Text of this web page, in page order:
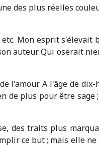
des plus réelles
Mon esprit s'élevait
auteur. Qui oserait
l'amour. A l'âge de
plus pour être sage
des traits plus
ce but ; mais elle